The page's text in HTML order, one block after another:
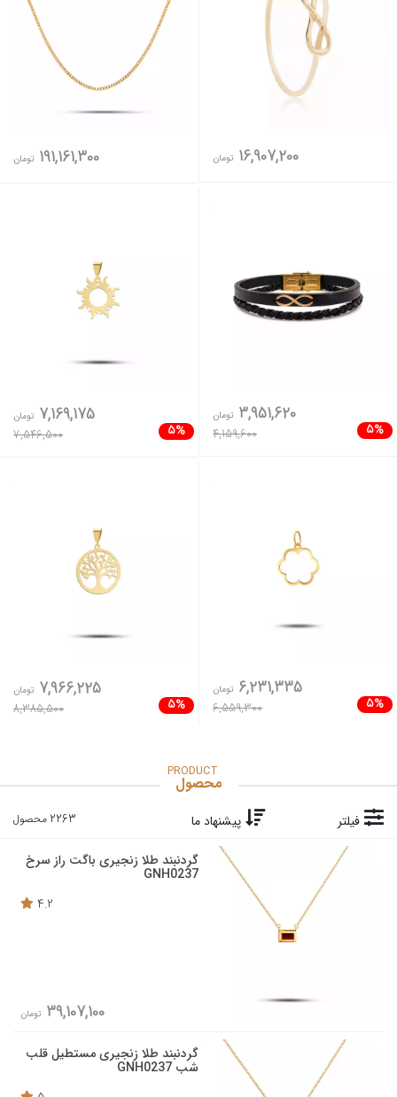
16,907,200 تومان 191,161,300 تومان
5%
3,951,620 تومان
4,159,600
5%
7,169,175 تومان
7,546,500
5%
6,231,335 تومان
6,559,300
5%
7,966,225 تومان
8,385,500
PRODUCT
محصول
فیلتر پیشنهاد ما 2263 محصول
گردنبند طلا زنجیری باگت راز سرخ
GNH0237
4.2
39,107,100 تومان
گردنبند طلا زنجیری مستطیل قلب
شب GNH0237